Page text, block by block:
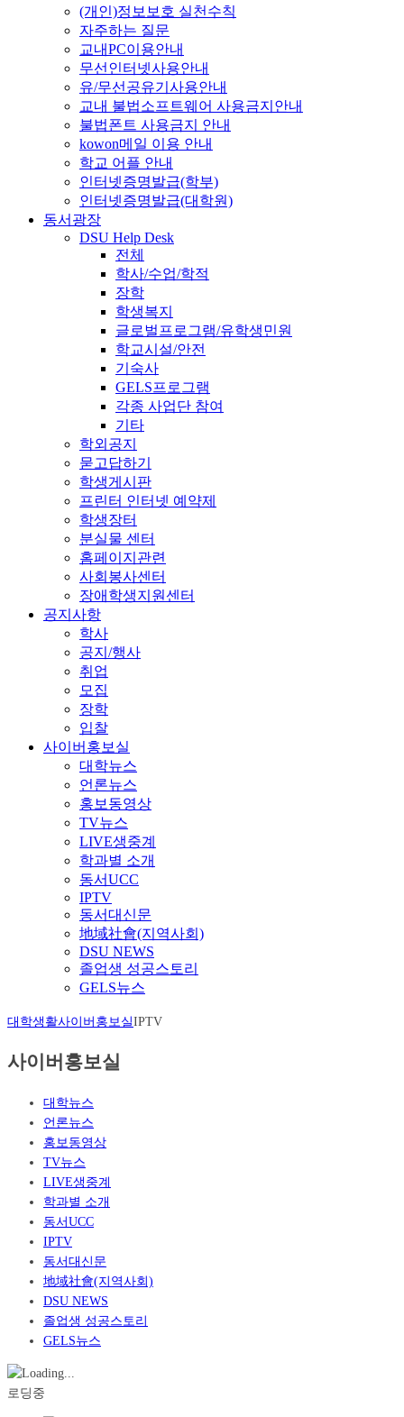
(개인)정보보호 실천수칙
자주하는 질문
교내PC이용안내
무선인터넷사용안내
유/무선공유기사용안내
교내 불법소프트웨어 사용금지안내
불법폰트 사용금지 안내
kowon메일 이용 안내
학교 어플 안내
인터넷증명발급(학부)
인터넷증명발급(대학원)
동서광장
DSU Help Desk
전체
학사/수업/학적
장학
학생복지
글로벌프로그램/유학생민원
학교시설/안전
기숙사
GELS프로그램
각종 사업단 참여
기타
학외공지
묻고답하기
학생게시판
프린터 인터넷 예약제
학생장터
분실물 센터
홈페이지관련
사회봉사센터
장애학생지원센터
공지사항
학사
공지/행사
취업
모집
장학
입찰
사이버홍보실
대학뉴스
언론뉴스
홍보동영상
TV뉴스
LIVE생중계
학과별 소개
동서UCC
IPTV
동서대신문
地域社會(지역사회)
DSU NEWS
졸업생 성공스토리
GELS뉴스
대학생활사이버홍보실IPTV
사이버홍보실
대학뉴스
언론뉴스
홍보동영상
TV뉴스
LIVE생중계
학과별 소개
동서UCC
IPTV
동서대신문
地域社會(지역사회)
DSU NEWS
졸업생 성공스토리
GELS뉴스
로딩중